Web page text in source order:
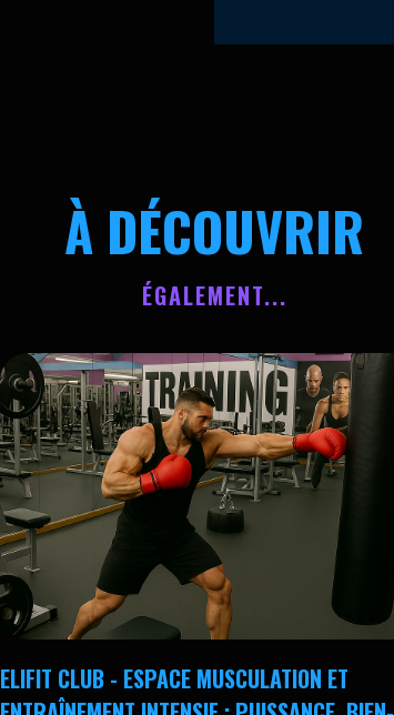
À DÉCOUVRIR
ÉGALEMENT...
ELIFIT CLUB - ESPACE MUSCULATION ET